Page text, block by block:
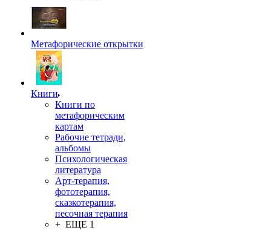
Метафорические открытки
Книги
Книги по
метафорическим
картам
Рабочие тетради,
альбомы
Психологическая
литература
Арт-терапия,
фототерапия,
сказкотерапия,
песочная терапия
+ ЕЩЕ 1